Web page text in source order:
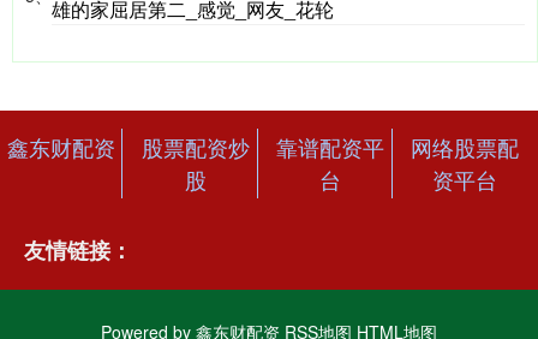
雄的家屈居第二_感觉_网友_花轮
鑫东财配资
股票配资炒
股
靠谱配资平
台
网络股票配
资平台
友情链接：
Powered by 鑫东财配资 RSS地图 HTML地图